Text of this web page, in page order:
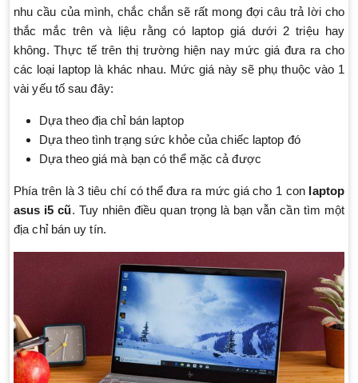
nhu cầu của mình, chắc chắn sẽ rất mong đợi câu trả lời cho
thắc mắc trên và liệu rằng có laptop giá dưới 2 triệu hay
không. Thực tế trên thị trường hiện nay mức giá đưa ra cho
các loại laptop là khác nhau. Mức giá này sẽ phụ thuộc vào 1
vài yếu tố sau đây:
Dựa theo địa chỉ bán laptop
Dựa theo tình trạng sức khỏe của chiếc laptop đó
Dựa theo giá mà bạn có thể mặc cả được
Phía trên là 3 tiêu chí có thể đưa ra mức giá cho 1 conlaptop
asus i5 cũ. Tuy nhiên điều quan trọng là bạn vẫn cần tìm một
địa chỉ bán uy tín.